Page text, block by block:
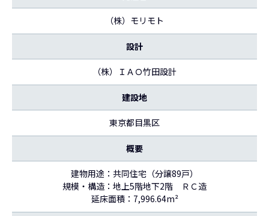
（株）モリモト
設計
（株）ＩＡＯ竹田設計
建設地
東京都目黒区
概要
建物用途：共同住宅（分譲89戸）
規模・構造：地上5階地下2階 ＲＣ造
延床面積：7,996.64m²